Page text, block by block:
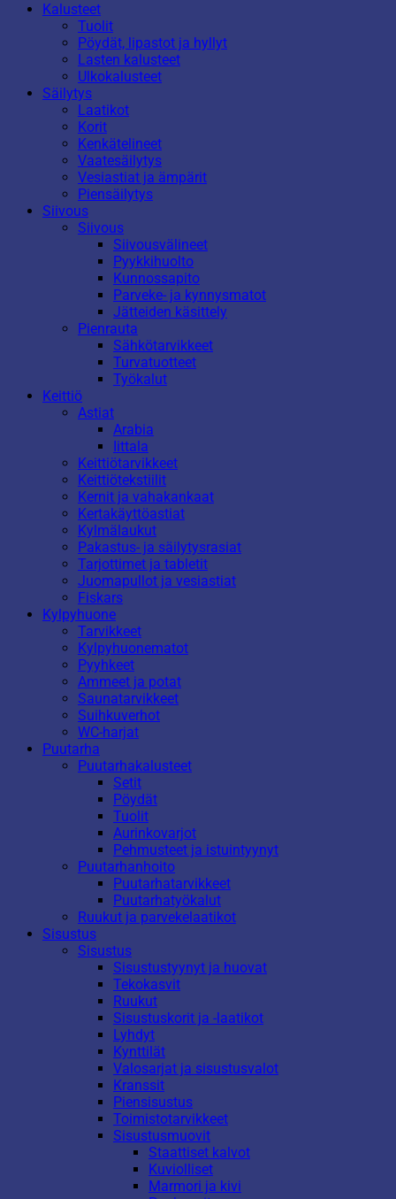
Kalusteet
Tuolit
Pöydät, lipastot ja hyllyt
Lasten kalusteet
Ulkokalusteet
Säilytys
Laatikot
Korit
Kenkätelineet
Vaatesäilytys
Vesiastiat ja ämpärit
Piensäilytys
Siivous
Siivous
Siivousvälineet
Pyykkihuolto
Kunnossapito
Parveke- ja kynnysmatot
Jätteiden käsittely
Pienrauta
Sähkötarvikkeet
Turvatuotteet
Työkalut
Keittiö
Astiat
Arabia
Iittala
Keittiötarvikkeet
Keittiötekstiilit
Kernit ja vahakankaat
Kertakäyttöastiat
Kylmälaukut
Pakastus- ja säilytysrasiat
Tarjottimet ja tabletit
Juomapullot ja vesiastiat
Fiskars
Kylpyhuone
Tarvikkeet
Kylpyhuonematot
Pyyhkeet
Ammeet ja potat
Saunatarvikkeet
Suihkuverhot
WC-harjat
Puutarha
Puutarhakalusteet
Setit
Pöydät
Tuolit
Aurinkovarjot
Pehmusteet ja istuintyynyt
Puutarhanhoito
Puutarhatarvikkeet
Puutarhatyökalut
Ruukut ja parvekelaatikot
Sisustus
Sisustus
Sisustustyynyt ja huovat
Tekokasvit
Ruukut
Sisustuskorit ja -laatikot
Lyhdyt
Kynttilät
Valosarjat ja sisustusvalot
Kranssit
Piensisustus
Toimistotarvikkeet
Sisustusmuovit
Staattiset kalvot
Kuviolliset
Marmori ja kivi